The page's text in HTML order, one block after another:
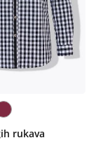
rukava